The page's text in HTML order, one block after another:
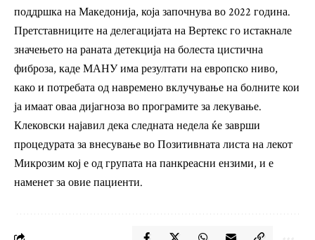
поддршка на Македонија, која започнува во 2022 година.
Претставниците на делегацијата на Вертекс го истакнале
значењето на раната детекција на болеста цистична
фиброза, каде МАНУ има резултати на европско ниво,
како и потребата од навремено вклучување на болните кои
ја имаат оваа дијагноза во програмите за лекување.
Клековски најавил дека следната недела ќе заврши
процедурата за внесување во Позитивната листа на лекот
Микрозим кој е од групата на панкреасни ензими, и е
наменет за овие пациенти.